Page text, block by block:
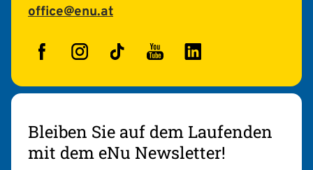
office@enu.at
FacebookInstagram
TikTokYouTubeLinkedIn
Bleiben Sie auf dem Laufenden
mit dem eNu Newsletter!